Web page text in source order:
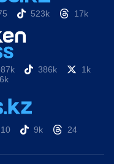
523k 17k
386k
1k
10 9k 24